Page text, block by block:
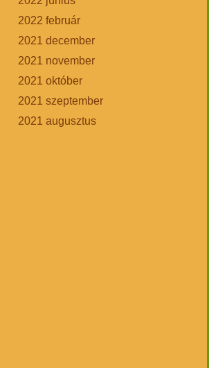
2022 február
2021 december
2021 november
2021 október
2021 szeptember
2021 augusztus